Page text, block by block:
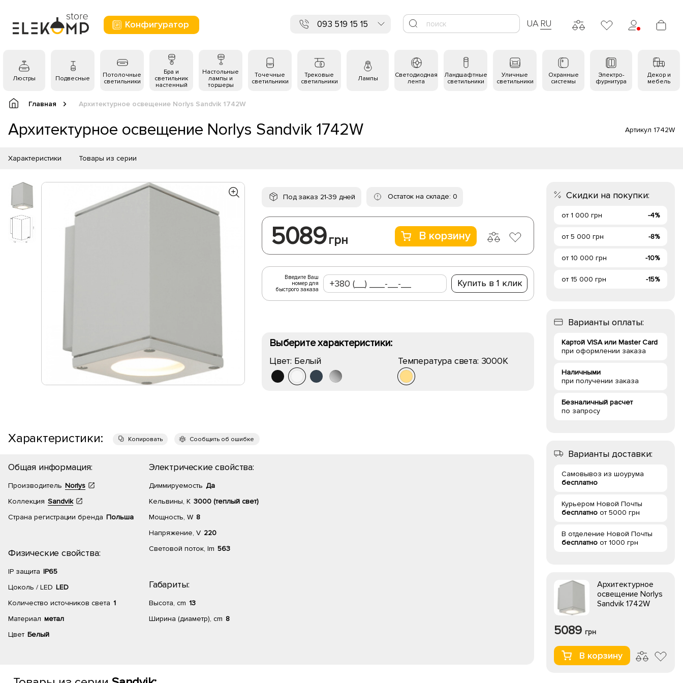
Конфигуратор 093 519 15 15 UA RU
Люстры Подвесные
Потолочные
светильники
Бра и
светильник
настенный
Настольные
лампы и
торшеры
Точечные
светильники
Трековые
светильники
Лампы
Светодиодная
лента
Ландшафтные
светильники
Уличные
светильники
Охранные
системы
Электро-
фурнитура
Декор и
мебель
Главная Архитектурное освещение Norlys Sandvik 1742W
Архитектурное освещение Norlys Sandvik 1742W Артикул 1742W
Характеристики Товары из серии
Под заказ 21-39 дней Остаток на складе: 0
5089 грн В корзину
Введите Ваш
номер для
быстрого заказа
Купить в 1 клик
Выберите характеристики:
Цвет: Белый Температура света: 3000K
Характеристики: Копировать Сообщить об ошибке
Общая информация:
Производитель Norlys
Коллекция Sandvik
Страна регистрации бренда Польша
Физические свойства:
IP защита IP65
Цоколь / LED LED
Количество источников света 1
Материал метал
Цвет Белый
Электрические свойства:
Диммируемость Да
Кельвины, К 3000 (теплый свет)
Мощность, W 8
Напряжение, V 220
Световой поток, lm 563
Габариты:
Высота, cm 13
Ширина (диаметр), cm 8
Скидки на покупки:
от 1 000 грн -4%
от 5 000 грн -8%
от 10 000 грн -10%
от 15 000 грн -15%
Варианты оплаты:
Картой VISA или Master Card
при оформлении заказа
Наличными
при получении заказа
Безналичный расчет
по запросу
Варианты доставки:
Самовывоз из шоурума
бесплатно
Курьером Новой Почты
бесплатно от 5000 грн
В отделение Новой Почты
бесплатно от 1000 грн
Архитектурное
освещение Norlys
Sandvik 1742W
5089 грн
В корзину